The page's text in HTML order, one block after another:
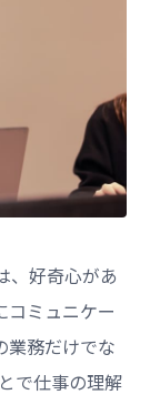
、好奇心があ
コミュニケー
業務だけでな
で仕事の理解